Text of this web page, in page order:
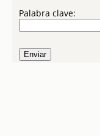
Palabra clave: